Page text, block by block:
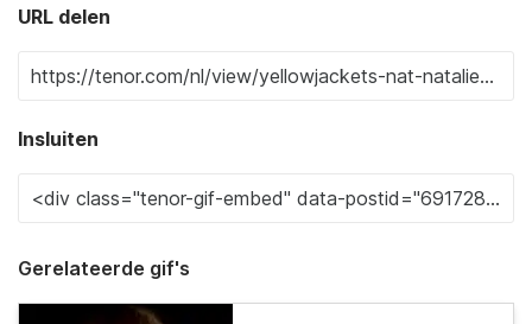
URL delen
Insluiten
Gerelateerde gif's